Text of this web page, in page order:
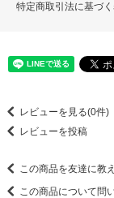
特定商取引法に基づ
レビューを見る(0件)
レビューを投稿
この商品を友達に教
この商品について問